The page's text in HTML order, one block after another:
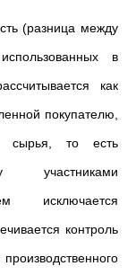
(разница между
в
как
покупателю,
сырья, то есть
участниками
исключается
контроль